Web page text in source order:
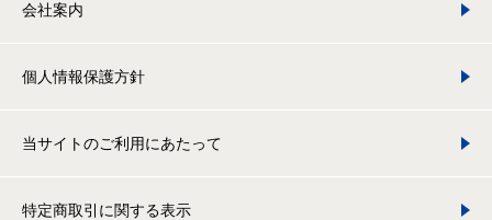
会社案内
個人情報保護方針
当サイトのご利用にあたって
特定商取引に関する表示